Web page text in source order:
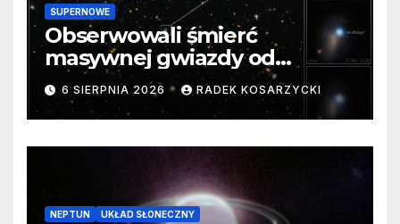
SUPERNOWE
Obserwowali śmierć
masywnej gwiazdy od
samego początku. Niezwykle
cenne dane
6 SIERPNIA 2026 RADEK KOSARZYCKI
NEPTUN UKŁAD SŁONECZNY